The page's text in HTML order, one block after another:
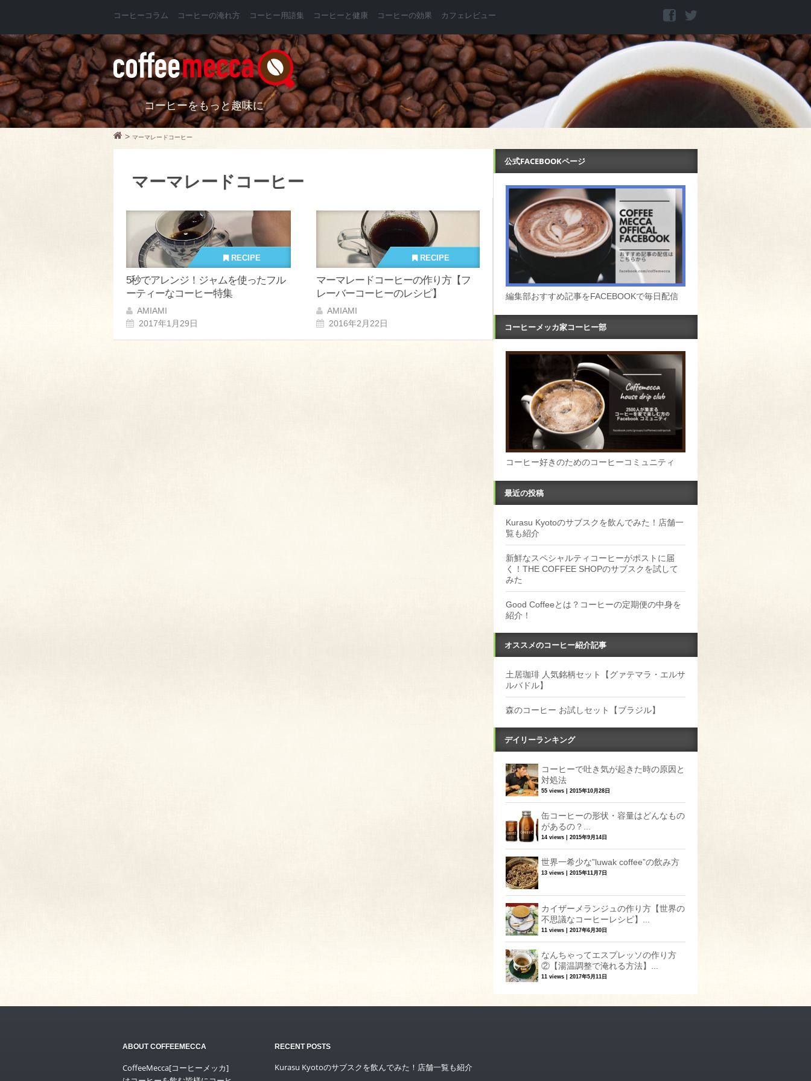
コーヒーコラム コーヒーの淹れ方 コーヒー用語集 コーヒーと健康 コーヒーの効果 カフェレビュー
コーヒーをもっと趣味に
> マーマレードコーヒー
マーマレードコーヒー
RECIPE
5秒でアレンジ！ジャムを使ったフル
ーティーなコーヒー特集
AMIAMI
2017年1月29日
RECIPE
マーマレードコーヒーの作り方【フ
レーバーコーヒーのレシピ】
AMIAMI
2016年2月22日
公式FACEBOOKページ
編集部おすすめ記事をFACEBOOKで毎日配信
コーヒーメッカ家コーヒー部
コーヒー好きのためのコーヒーコミュニティ
最近の投稿
Kurasu Kyotoのサブスクを飲んでみた！店舗一
覧も紹介
新鮮なスペシャルティコーヒーがポストに届
く！THE COFFEE SHOPのサブスクを試して
みた
Good Coffeeとは？コーヒーの定期便の中身を
紹介！
オススメのコーヒー紹介記事
土居珈琲 人気銘柄セット【グァテマラ・エルサ
ルバドル】
森のコーヒー お試しセット【ブラジル】
デイリーランキング
コーヒーで吐き気が起きた時の原因と
対処法
55 views 2015年10月28日
缶コーヒーの形状・容量はどんなもの
があるの？...
14 views 2015年9月14日
世界一希少な”luwak coffee”の飲み方
13 views 2015年11月7日
カイザーメランジュの作り方【世界の
不思議なコーヒーレシピ】...
11 views 2017年6月30日
なんちゃってエスプレッソの作り方
②【湯温調整で淹れる方法】...
11 views 2017年5月11日
ABOUT COFFEEMECCA
CoffeeMecca[コーヒーメッカ]
RECENT POSTS
Kurasu Kyotoのサブスクを飲んでみた！店舗一覧も紹介